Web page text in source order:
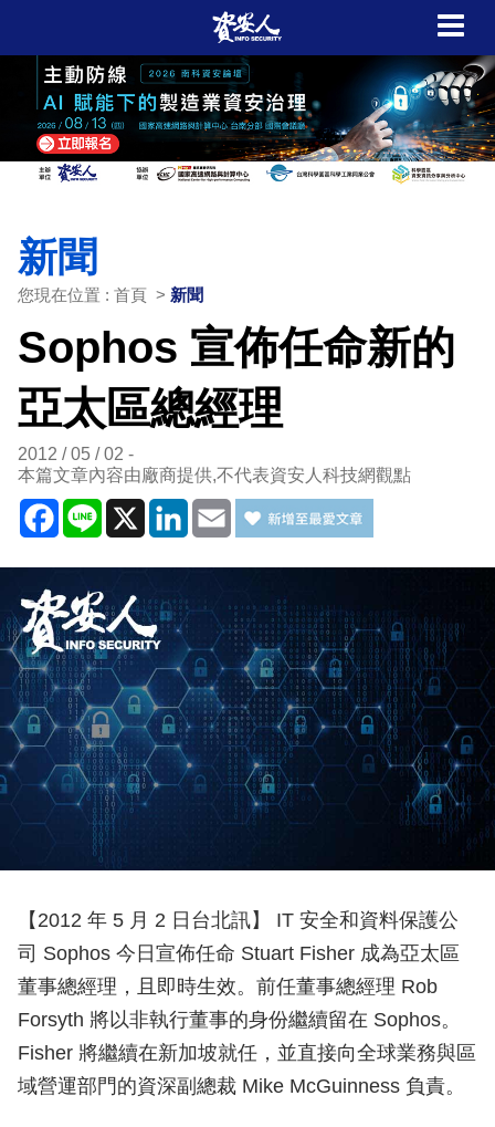
新聞
您現在位置 : 首頁 > 新聞
Sophos 宣佈任命新的
亞太區總經理
2012 / 05 / 02
本篇文章內容由廠商提供,不代表資安人科技網觀點
Facebook
Line X LinkedIn
Email
【2012 年 5 月 2 日台北訊】 IT 安全和資料保護公
司 Sophos 今日宣佈任命 Stuart Fisher 成為亞太區
董事總經理，且即時生效。前任董事總經理 Rob
Forsyth 將以非執行董事的身份繼續留在 Sophos。
Fisher 將繼續在新加坡就任，並直接向全球業務與區
域營運部門的資深副總裁 Mike McGuinness 負責。